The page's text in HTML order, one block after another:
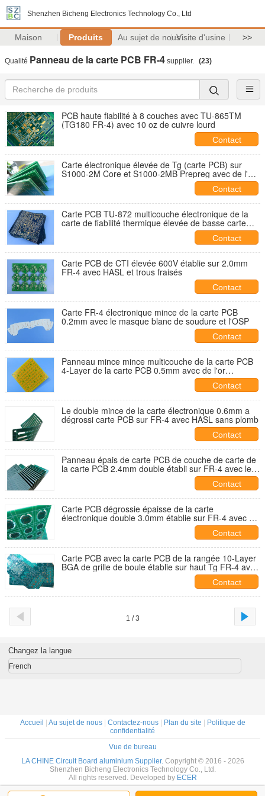
Shenzhen Bicheng Electronics Technology Co., Ltd
Maison Produits Au sujet de nousVisite d'usine >>
Qualité Panneau de la carte PCB FR-4 supplier. (23)
PCB haute fiabilité à 8 couches avec TU-865TM
(TG180 FR-4) avec 10 oz de cuivre lourd
Contact
Carte électronique élevée de Tg (carte PCB) sur
S1000-2M Core et S1000-2MB Prepreg avec de l'or
Contact
Carte PCB TU-872 multicouche électronique de la
carte de fiabilité thermique élevée de basse carte
Contact
Carte PCB de CTI élevée 600V établie sur 2.0mm
FR-4 avec HASL et trous fraisés
Contact
Carte FR-4 électronique mince de la carte PCB
0.2mm avec le masque blanc de soudure et l'OSP
Contact
Panneau mince mince multicouche de la carte PCB
4-Layer de la carte PCB 0.5mm avec de l'or
Contact
Le double mince de la carte électronique 0.6mm a
dégrossi carte PCB sur FR-4 avec HASL sans plomb
Contact
Panneau épais de carte PCB de couche de carte de
la carte PCB 2.4mm double établi sur FR-4 avec le
Contact
Carte PCB dégrossie épaisse de la carte
électronique double 3.0mm établie sur FR-4 avec de
Contact
Carte PCB avec la carte PCB de la rangée 10-Layer
BGA de grille de boule établie sur haut Tg FR-4 avec
Contact
1 / 3
Changez la langue
French
Accueil Au sujet de nous| Contactez-nous| Plan du site
Politique de
confidentialité
Vue de bureau
LA CHINE Circuit Board aluminium Supplier. Copyright © 2016 - 2026
Shenzhen Bicheng Electronics Technology Co., Ltd.
All rights reserved. Developed by ECER